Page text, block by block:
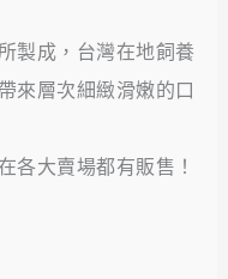
製成，台灣在地飼養
來層次細緻滑嫩的口
各大賣場都有販售！